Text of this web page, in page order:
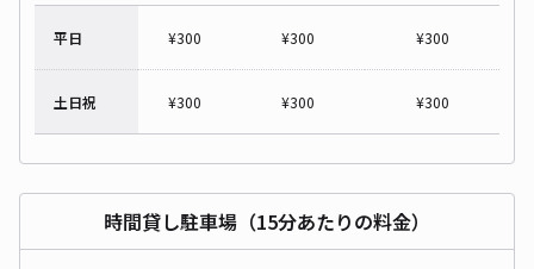
平日 ¥300 ¥300 ¥300
土日祝 ¥300 ¥300 ¥300
時間貸し駐車場（15分あたりの料金）